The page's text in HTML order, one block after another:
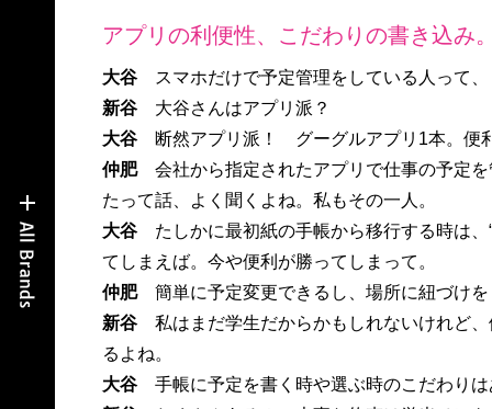
アプリの利便性、こだわりの書き込み
大谷
スマホだけで予定管理をしている人って
新谷 大谷さんはアプリ派？
大谷
断然アプリ派！ グーグルアプリ1本。便
仲肥 会社から指定されたアプリで仕事の予定
たって話、よく聞くよね。私もその一人。
大谷 たしかに最初紙の手帳から移行する時は
てしまえば。今や便利が勝ってしまって。
仲肥 簡単に予定変更できるし、場所に紐づけ
新谷 私はまだ学生だからかもしれないけれど
るよね。
大谷 手帳に予定を書く時や選ぶ時のこだわり